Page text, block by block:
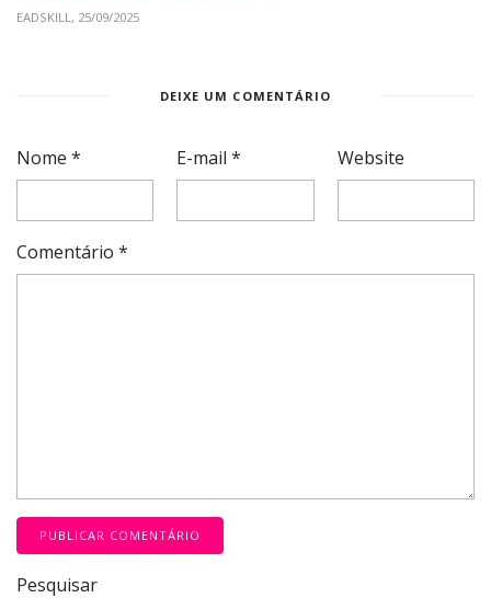
EADSKILL, 25/09/2025
DEIXE UM COMENTÁRIO
Nome * E-mail* Website
Comentário *
Pesquisar